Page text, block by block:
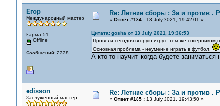
Егор
Международный мастер
Карма 51
Offline
Сообщений: 2338
Re: Летние сборы : За и против .
« Ответ #184 :13 July 2021, 19:42:01 »
Цитата: gosha от 13 July 2021, 19:36:53
Провели сегодня вторую игру с тем же
Основная проблема - неумение играть в футбол.
А кто-то научит, когда будете заниматься
edisson
Заслуженный мастер
Re: Летние сборы : За и против .
« Ответ #185 :13 July 2021, 19:43:50 »